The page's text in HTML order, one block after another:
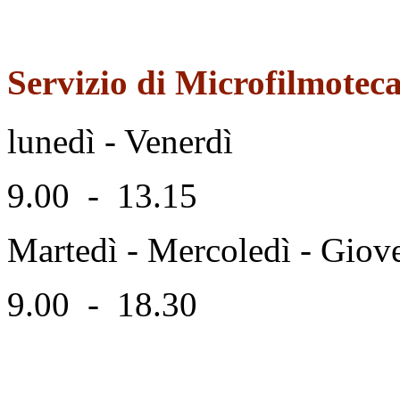
Servizio di
lunedì - Venerdì
9.00 - 13.15
Martedì - Mercoledì -
9.00 - 18.30